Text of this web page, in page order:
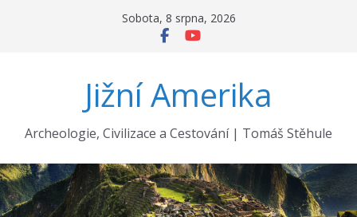
Sobota, 8 srpna, 2026
Jižní Amerika
Archeologie, Civilizace a Cestování | Tomáš Stěhule